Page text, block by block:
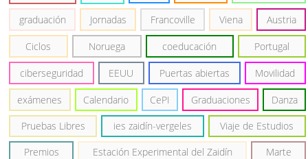
graduación Jornadas Francoville Viena Austria
Ciclos Noruega coeducación Portugal
ciberseguridad EEUU Puertas abiertas Movilidad
exámenes Calendario CePI Graduaciones Danza
Pruebas Libres ies zaidín-vergeles Viaje de Estudios
Premios Estación Experimental del Zaidín Marte